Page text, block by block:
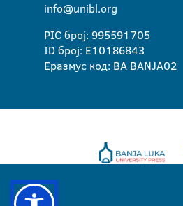
info@unibl.org
PIC број: 995591705
ID број: E10186843
Еразмус код: BA BANJA02